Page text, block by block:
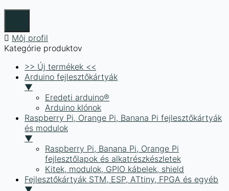
Môj profil
Kategórie produktov
>> Új termékek <<
Arduino fejlesztőkártyák
▼
Eredeti arduino®
Arduino klónok
Raspberry Pi, Orange Pi, Banana Pi fejlesztőkártyák
és modulok
▼
Raspberry Pi, Banana Pi, Orange Pi
fejlesztőlapok és alkatrészkészletek
Kitek, modulok, GPIO kábelek, shield
Fejlesztőkártyák STM, ESP, ATtiny, FPGA és egyéb